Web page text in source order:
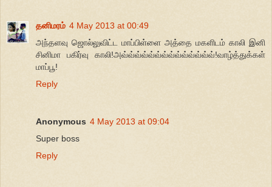
தனிமரம் 4 May 2013 at 00:49
அந்தளவு ஜொல்லுவிட்ட மாப்பிள்ளை அத்தை மகளிடம் காலி இனி
சினிமா பகிர்வு காலி!அவ்வ்வ்வ்வ்வ்வ்வ்வ்வ்வ்வ்வ்வ்!வாழ்த்துக்கள்
மாப்பூ!
Reply
Anonymous 4 May 2013 at 09:04
Super boss
Reply